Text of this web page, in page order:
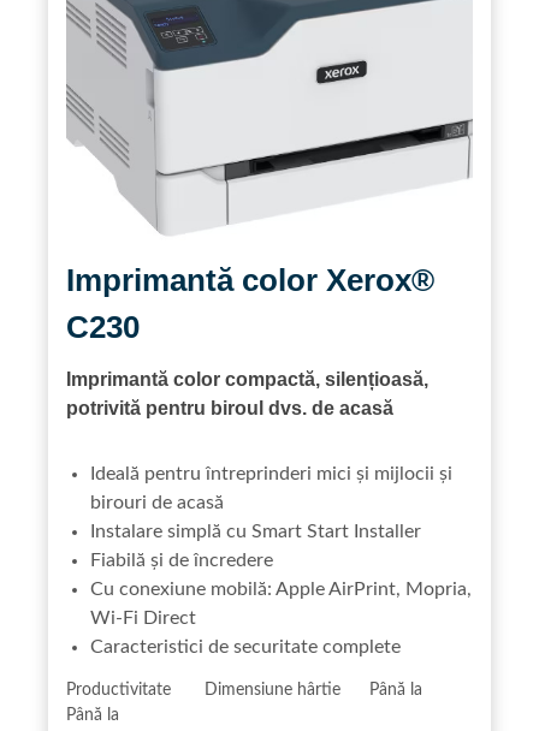
Imprimantă color Xerox®
C230
Imprimantă color compactă, silențioasă,
potrivită pentru biroul dvs. de acasă
Ideală pentru întreprinderi mici și mijlocii și
birouri de acasă
Instalare simplă cu Smart Start Installer
Fiabilă și de încredere
Cu conexiune mobilă: Apple AirPrint, Mopria,
Wi-Fi Direct
Caracteristici de securitate complete
Productivitate Dimensiune hârtie Până la
Până la